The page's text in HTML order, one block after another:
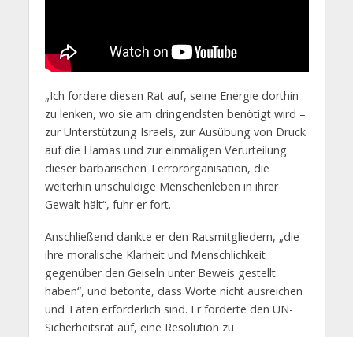
„Ich fordere diesen Rat auf, seine Energie dorthin
zu lenken, wo sie am dringendsten benötigt wird –
zur Unterstützung Israels, zur Ausübung von Druck
auf die Hamas und zur einmaligen Verurteilung
dieser barbarischen Terrororganisation, die
weiterhin unschuldige Menschenleben in ihrer
Gewalt hält“, fuhr er fort.
Anschließend dankte er den Ratsmitgliedern, „die
ihre moralische Klarheit und Menschlichkeit
gegenüber den Geiseln unter Beweis gestellt
haben“, und betonte, dass Worte nicht ausreichen
und Taten erforderlich sind. Er forderte den UN-
Sicherheitsrat auf, eine Resolution zu